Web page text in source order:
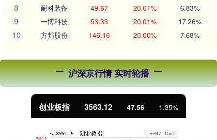
8 耐科装备 49.67 20.01% 6.83%
9 一博科技 53.33 20.01% 17.26%
10 方邦股份 146.16 20.00% 7.68%
沪深京行情 实时轮播
基金指数 7242.10 12.30 0.17%